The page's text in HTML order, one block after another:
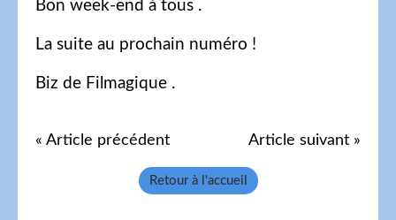
Bon week-end à tous .
La suite au prochain numéro !
Biz de Filmagique .
« Article précédent Article suivant »
Retour à l'accueil